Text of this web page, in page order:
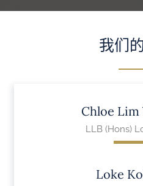
我们
Chloe Lim
LLB (Hons)
Loke